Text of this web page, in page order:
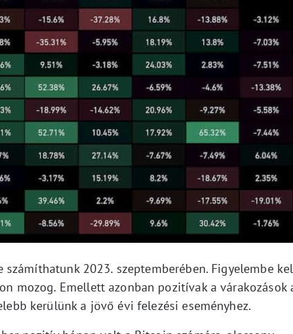
2023. szeptemberében. Figyelembe
mozog. Emellett azonban pozitívak a várakozások
kerülünk a jövő évi felezési eseményhez.